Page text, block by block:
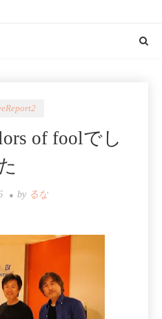
of foolでし
by るな